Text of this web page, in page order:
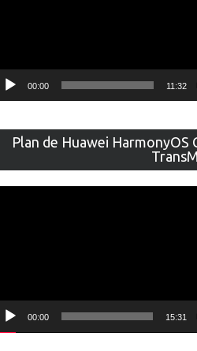
00:00 11:32
Plan de Huawei HarmonyOS
00:00 15:31